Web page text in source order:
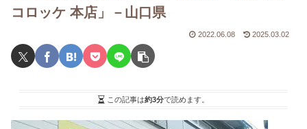
コロッケ 本店」－山口県
2022.06.08 2025.03.02
この記事は約3分で読めます。